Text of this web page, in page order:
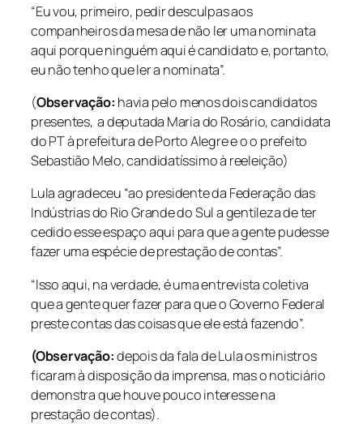
“Eu vou, primeiro, pedir desculpas aos
companheiros da mesa de não ler uma nominata
aqui porque ninguém aqui é candidato e, portanto,
eu não tenho que ler a nominata”.
(Observação: havia pelo menos dois candidatos
presentes, a deputada Maria do Rosário, candidata
do PT à prefeitura de Porto Alegre e o o prefeito
Sebastião Melo, candidatíssimo à reeleição)
Lula agradeceu “ao presidente da Federação das
Indústrias do Rio Grande do Sul a gentileza de ter
cedido esse espaço aqui para que a gente pudesse
fazer uma espécie de prestação de contas”.
“Isso aqui, na verdade, é uma entrevista coletiva
que a gente quer fazer para que o Governo Federal
preste contas das coisas que ele está fazendo”.
(Observação:depois da fala de Lula os ministros
ficaram à disposição da imprensa, mas o noticiário
demonstra que houve pouco interesse na
prestação de contas).